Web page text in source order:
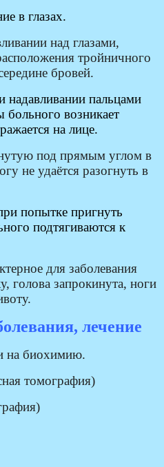
в глазах.
над глазами,
тройничного
бровей.
пальцами
возникает
на лице.
под прямым углом в
не удаётся разогнуть в
попытке пригнуть
подтягиваются к
для заболевания
голова запрокинута, ноги
лечение
на биохимию.
томография)